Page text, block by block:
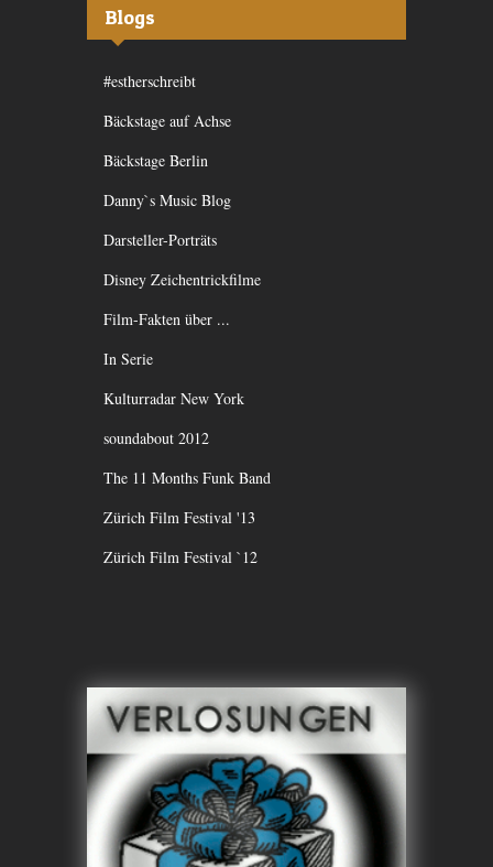
Blogs
#estherschreibt
Bäckstage auf Achse
Bäckstage Berlin
Danny`s Music Blog
Darsteller-Porträts
Disney Zeichentrickfilme
Film-Fakten über ...
In Serie
Kulturradar New York
soundabout 2012
The 11 Months Funk Band
Zürich Film Festival '13
Zürich Film Festival `12